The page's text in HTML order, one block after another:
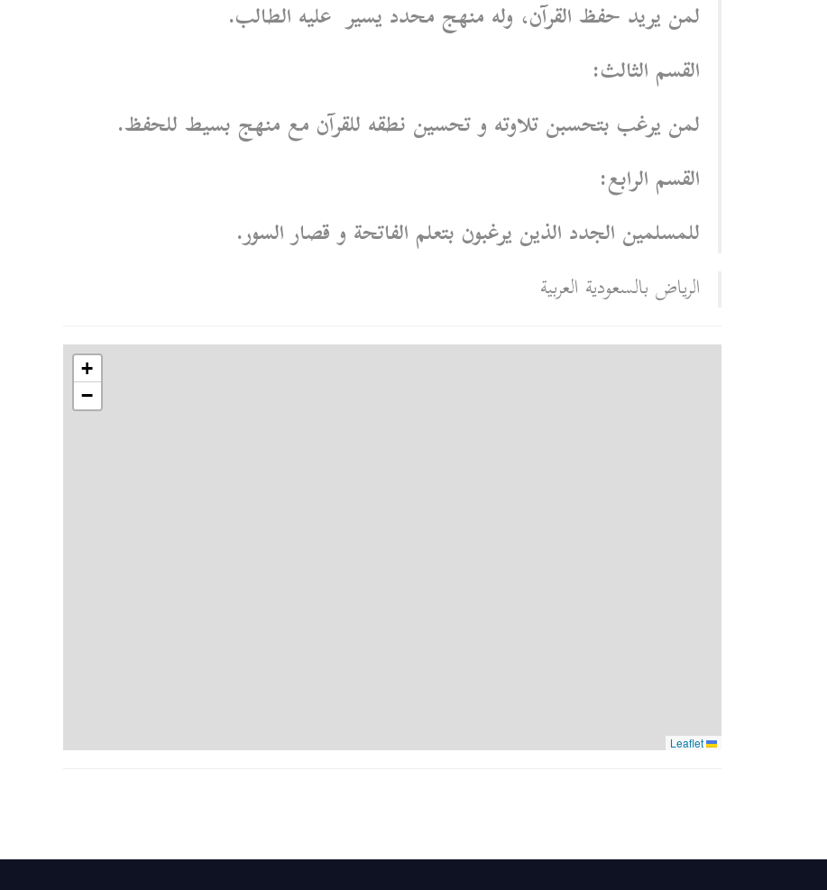
لمن يريد حفظ القرآن، وله منهج محدد يسير عليه الطالب.
القسم الثالث:
لمن يرغب بتحسبن تلاوته و تحسين نطقه للقرآن مع منهج بسيط للحفظ.
القسم الرابع:
للمسلمين الجدد الذين يرغبون بتعلم الفاتحة و قصار السور.
الرياض بالسعودية العربية
+
−